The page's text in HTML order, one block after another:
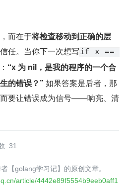
而在于将检查移动到正确的层
任。当你下一次想写if x ==
“x 为 nil，是我的程序的一个合
的错误？” 如果答案是后者，那
要让错误成为信号——响亮、清
: 31
【golang学习记】的原创文章。
article/4442e89f5554b9eeb0aff1